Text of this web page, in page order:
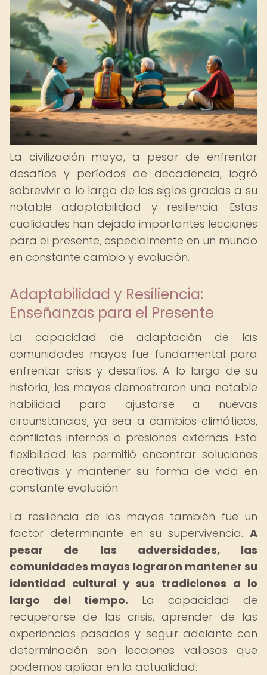
La civilización maya, a pesar de enfrentar
desafíos y períodos de decadencia, logró
sobrevivir a lo largo de los siglos gracias a su
notable adaptabilidad y resiliencia. Estas
cualidades han dejado importantes lecciones
para el presente, especialmente en un mundo
en constante cambio y evolución.
Adaptabilidad y Resiliencia:
Enseñanzas para el Presente
La capacidad de adaptación de las
comunidades mayas fue fundamental para
enfrentar crisis y desafíos. A lo largo de su
historia, los mayas demostraron una notable
habilidad para ajustarse a nuevas
circunstancias, ya sea a cambios climáticos,
conflictos internos o presiones externas. Esta
flexibilidad les permitió encontrar soluciones
creativas y mantener su forma de vida en
constante evolución.
La resiliencia de los mayas también fue un
factor determinante en su supervivencia. A
pesar de las adversidades, las
comunidades mayas lograron mantener su
identidad cultural y sus tradiciones a lo
largo del tiempo. La capacidad de
recuperarse de las crisis, aprender de las
experiencias pasadas y seguir adelante con
determinación son lecciones valiosas que
podemos aplicar en la actualidad.